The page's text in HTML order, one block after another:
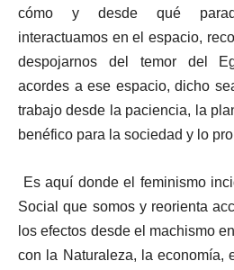
cómo y desde qué
interactuamos en el espacio,
despojarnos del temor del
acordes a ese espacio, dicho
trabajo desde la paciencia, la
benéfico para la sociedad y lo
Es aquí donde el feminismo
Social que somos y reorienta
los efectos desde el machismo
con la Naturaleza, la economía,